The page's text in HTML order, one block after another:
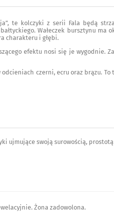
te kolczyki z serii Fala będą
Wałeczek bursztynu ma
charakteru i głębi.
efektu nosi się je
czerni, ecru oraz brązu.
ujmujące swoją surowością,
Żona zadowolona.